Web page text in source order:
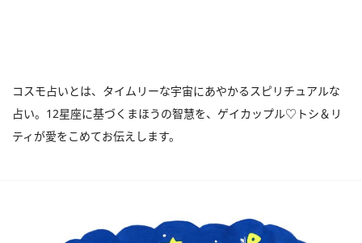
コスモ占いとは、タイムリーな宇宙にあやかるスピリチュアルな
占い。12星座に基づくまほうの智慧を、ゲイカップル♡トシ＆リ
ティが愛をこめてお伝えします。